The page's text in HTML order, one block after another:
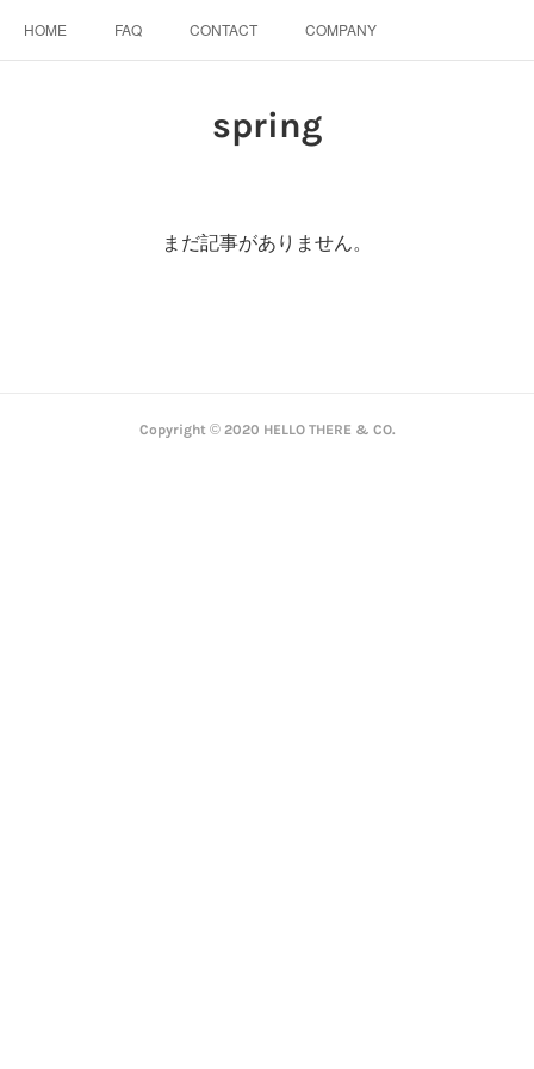
HOME FAQ CONTACT COMPANY
spring
まだ記事がありません。
Copyright © 2020 HELLO THERE & CO.